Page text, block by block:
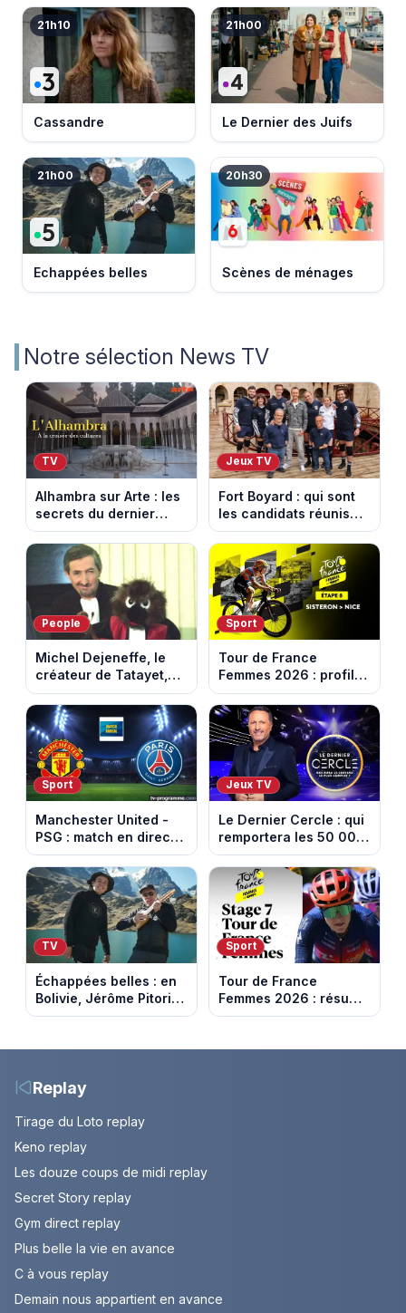
21h10
Cassandre
21h00
Le Dernier des Juifs
21h00
Echappées belles
20h30
Scènes de ménages
Notre sélection News TV
TV
Alhambra sur Arte : les
secrets du dernier
sultanat musulman
d’Espagne
Jeux TV
Fort Boyard : qui sont
les candidats réunis
par Cyril Féraud ce
samedi 8 août 2026 ?
People
Michel Dejeneffe, le
créateur de Tatayet,
est mort à 77 ans
Sport
Tour de France
Femmes 2026 : profil
et horaires de la 8e
étape entre Sisteron et
Nice
Sport
Manchester United -
PSG : match en direct
sur beIN Sports 1 à
17h00
Jeux TV
Le Dernier Cercle : qui
remportera les 50 000
euros face aux
personnalités ?
TV
Échappées belles : en
Bolivie, Jérôme Pitorin
découvre un pays où
mérite
Sport
Tour de France
Femmes 2026 : résumé
vidéo de la 7e étape
Mont Ventoux
Replay
Tirage du Loto replay
Keno replay
Les douze coups de midi replay
Secret Story replay
Gym direct replay
Plus belle la vie en avance
C à vous replay
Demain nous appartient en avance